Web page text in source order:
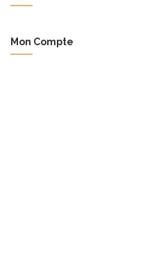
Mon Compte